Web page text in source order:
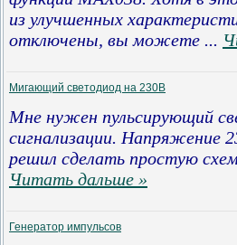
из улучшенных
отключены, вы можете ...
Мигающий светодиод на 230В
Мне нужен пульсирующий
сигнализации. Напряжение
решил сделать простую
Читать дальше »
Генератор импульсов